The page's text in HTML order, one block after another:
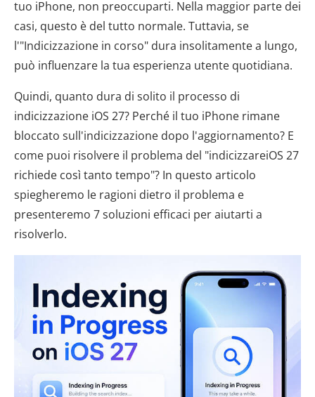
tuo iPhone, non preoccuparti. Nella maggior parte dei
casi, questo è del tutto normale. Tuttavia, se
l'"Indicizzazione in corso" dura insolitamente a lungo,
può influenzare la tua esperienza utente quotidiana.
Quindi, quanto dura di solito il processo di
indicizzazione iOS 27? Perché il tuo iPhone rimane
bloccato sull'indicizzazione dopo l'aggiornamento? E
come puoi risolvere il problema del "indicizzareiOS 27
richiede così tanto tempo"? In questo articolo
spiegheremo le ragioni dietro il problema e
presenteremo 7 soluzioni efficaci per aiutarti a
risolverlo.